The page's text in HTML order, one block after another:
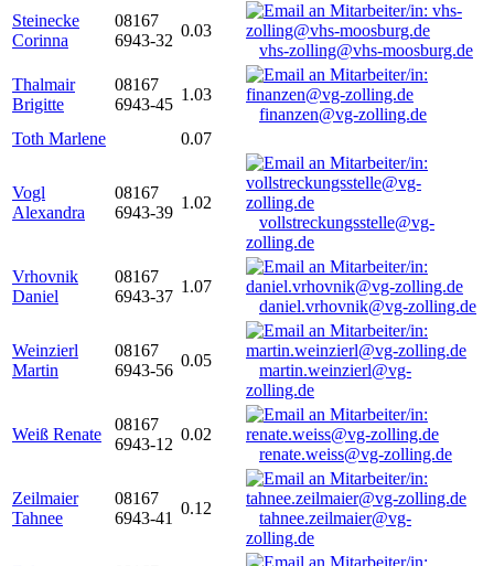
Steinecke
Corinna
08167
6943-32
0.03
vhs-zolling@vhs-moosburg.de
Thalmair
Brigitte
08167
6943-45
1.03
finanzen@vg-zolling.de
Toth Marlene
0.07
Vogl
Alexandra
08167
6943-39
1.02
vollstreckungsstelle@vg-
zolling.de
Vrhovnik
Daniel
08167
6943-37
1.07
daniel.vrhovnik@vg-zolling.de
Weinzierl
Martin
08167
6943-56
0.05
martin.weinzierl@vg-
zolling.de
Weiß Renate
08167
6943-12
0.02
renate.weiss@vg-zolling.de
Zeilmaier
Tahnee
08167
6943-41
0.12
tahnee.zeilmaier@vg-
zolling.de